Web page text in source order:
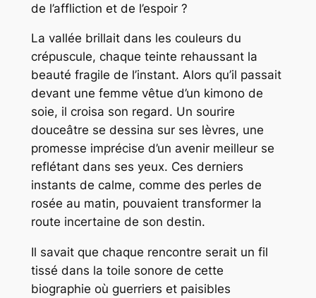
de l’affliction et de l’espoir ?
La vallée brillait dans les couleurs du
crépuscule, chaque teinte rehaussant la
beauté fragile de l’instant. Alors qu’il passait
devant une femme vêtue d’un kimono de
soie, il croisa son regard. Un sourire
douceâtre se dessina sur ses lèvres, une
promesse imprécise d’un avenir meilleur se
reflétant dans ses yeux. Ces derniers
instants de calme, comme des perles de
rosée au matin, pouvaient transformer la
route incertaine de son destin.
Il savait que chaque rencontre serait un fil
tissé dans la toile sonore de cette
biographie où guerriers et paisibles